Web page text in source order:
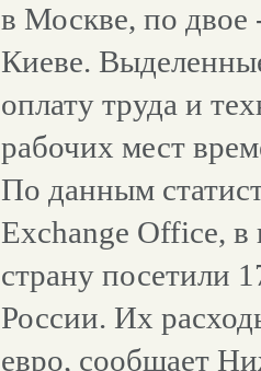
в Москве, по двое
Киеве.
оплату труда и
рабочих мест
По данным
Exchange Office,
страну посетили
России. Их
евро, сообщает